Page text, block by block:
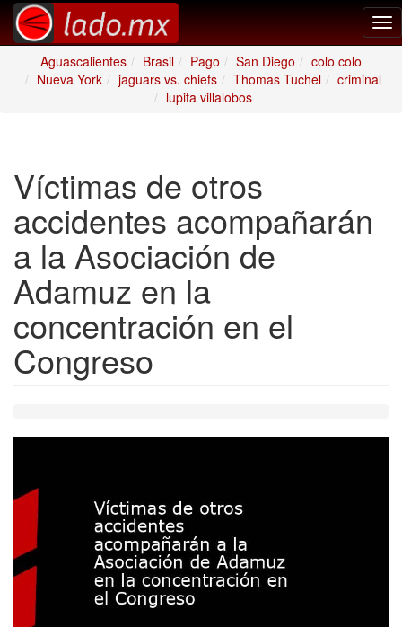
Aguascalientes
Brasil Pago San Diego
colo colo
Nueva York
jaguars vs. chiefs Thomas Tuchel
criminal
lupita villalobos
Víctimas de otros
accidentes acompañarán
a la Asociación de
Adamuz en la
concentración en el
Congreso